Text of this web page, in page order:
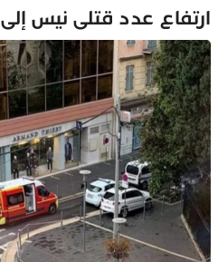
ارتفاع عدد قتلى نيس إلى 3 وعدد من الجرحى